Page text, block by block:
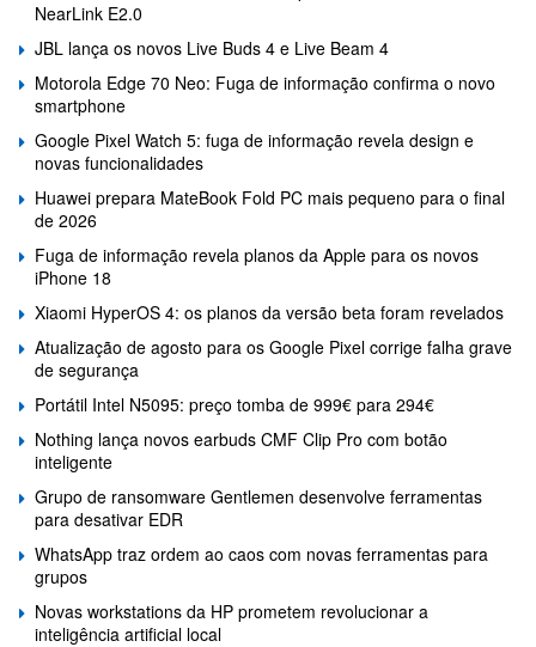
NearLink E2.0
JBL lança os novos Live Buds 4 e Live Beam 4
Motorola Edge 70 Neo: Fuga de informação confirma o novo
smartphone
Google Pixel Watch 5: fuga de informação revela design e
novas funcionalidades
Huawei prepara MateBook Fold PC mais pequeno para o final
de 2026
Fuga de informação revela planos da Apple para os novos
iPhone 18
Xiaomi HyperOS 4: os planos da versão beta foram revelados
Atualização de agosto para os Google Pixel corrige falha grave
de segurança
Portátil Intel N5095: preço tomba de 999€ para 294€
Nothing lança novos earbuds CMF Clip Pro com botão
inteligente
Grupo de ransomware Gentlemen desenvolve ferramentas
para desativar EDR
WhatsApp traz ordem ao caos com novas ferramentas para
grupos
Novas workstations da HP prometem revolucionar a
inteligência artificial local